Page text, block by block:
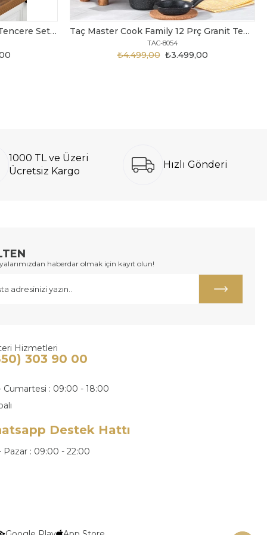
Taç Bengü Pro 8 Parça Çelik Tencere Seti Metal Sap Taç Master Cook Family 12 Prç Granit Tencere Seti Siyah
TAC-8054
₺3.499,00
₺4.499,00
1000 TL ve Üzeri
Ücretsiz Kargo
Hızlı Gönderi
haberdar olmak için kayıt olun!
Hizmetleri
303 90 00
Cumartesi : 09:00 - 18:00
Destek Hattı
Pazar : 09:00 - 22:00